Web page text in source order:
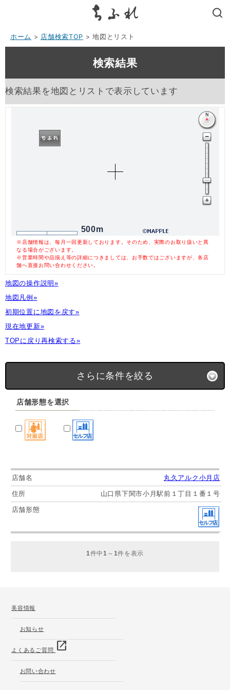
ホーム > 店舗検索TOP > 地図とリスト
検索結果
検索結果を地図とリストで表示しています
500m
※店舗情報は、毎月一回更新しております。そのため、実際のお取り扱いと異
なる場合がございます。
※営業時間や品揃え等の詳細につきましては、お手数ではございますが、各店
舗へ直接お問い合わせください。
地図の操作説明»
地図凡例»
初期位置に地図を戻す»
現在地更新»
TOPに戻り再検索する»
さらに条件を絞る
店舗形態を選択
丸久アルク小月店
山口県下関市小月駅前１丁目１番１号
1件中 1 ～ 1件を表示
美容情報
お知らせ
よくあるご質問 open_in_new
お問い合わせ